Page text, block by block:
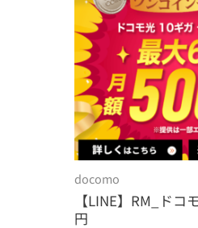
docomo
【LINE】RM_ドコ
円